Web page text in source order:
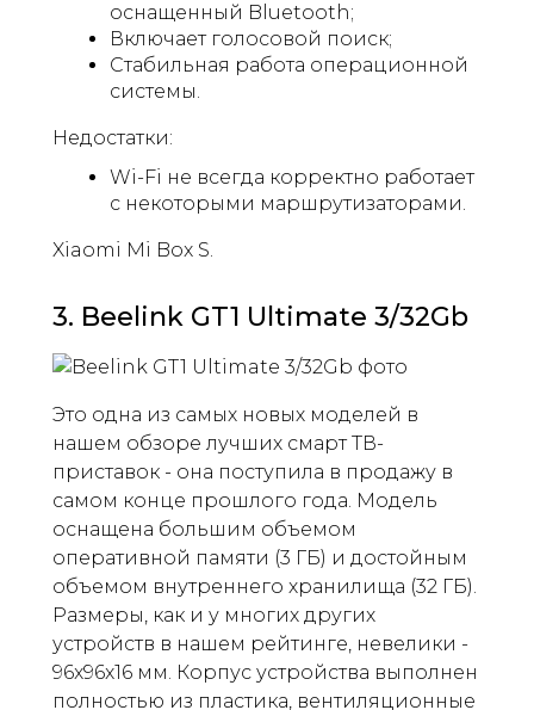
оснащенный Bluetooth;
Включает голосовой поиск;
Стабильная работа операционной
системы.
Недостатки:
Wi-Fi не всегда корректно работает
с некоторыми маршрутизаторами.
Xiaomi Mi Box S.
3. Beelink GT1 Ultimate 3/32Gb
Это одна из самых новых моделей в
нашем обзоре лучших смарт ТВ-
приставок - она поступила в продажу в
самом конце прошлого года. Модель
оснащена большим объемом
оперативной памяти (3 ГБ) и достойным
объемом внутреннего хранилища (32 ГБ).
Размеры, как и у многих других
устройств в нашем рейтинге, невелики -
96x96x16 мм. Корпус устройства выполнен
полностью из пластика, вентиляционные